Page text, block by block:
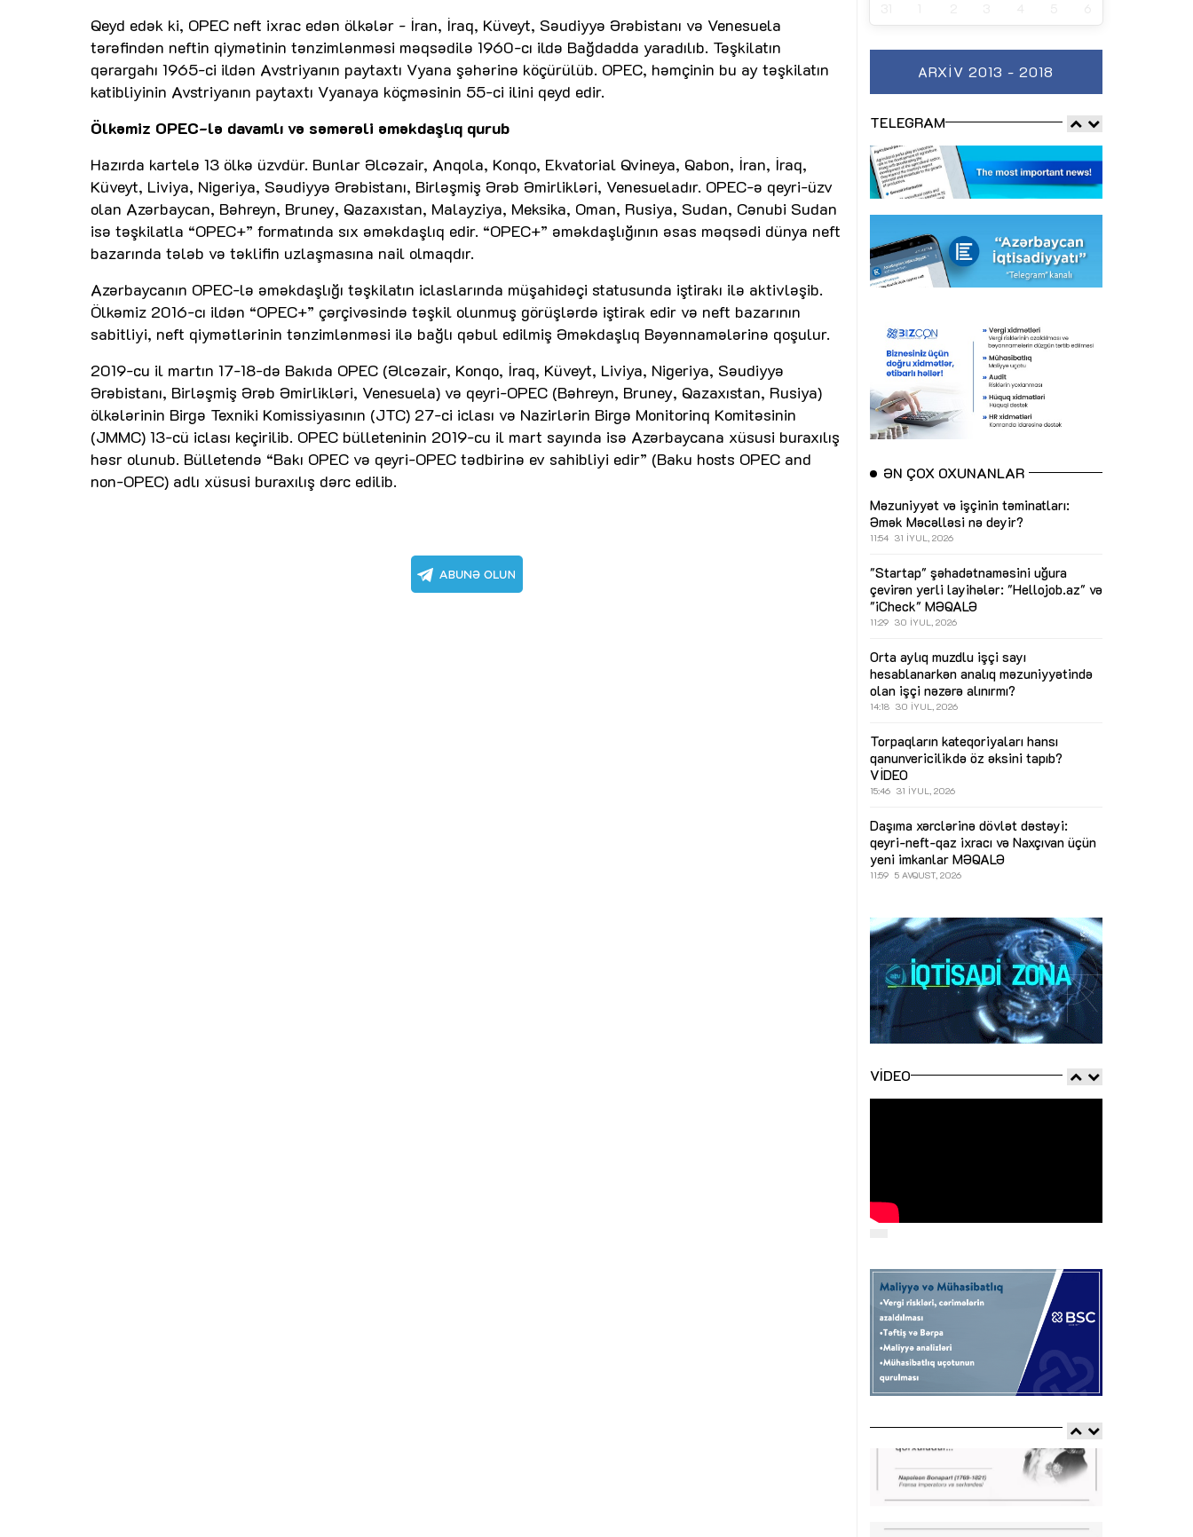
Qeyd edək ki, OPEC neft ixrac edən ölkələr - İran, İraq, Küveyt, Səudiyyə Ərəbistanı və Venesuela
tərəfindən neftin qiymətinin tənzimlənməsi məqsədilə 1960-cı ildə Bağdadda yaradılıb. Təşkilatın
qərargahı 1965-ci ildən Avstriyanın paytaxtı Vyana şəhərinə köçürülüb. OPEC, həmçinin bu ay təşkilatın
katibliyinin Avstriyanın paytaxtı Vyanaya köçməsinin 55-ci ilini qeyd edir.
Ölkəmiz OPEC-lə davamlı və səmərəli əməkdaşlıq qurub
Hazırda kartelə 13 ölkə üzvdür. Bunlar Əlcəzair, Anqola, Konqo, Ekvatorial Qvineya, Qabon, İran, İraq,
Küveyt, Liviya, Nigeriya, Səudiyyə Ərəbistanı, Birləşmiş Ərəb Əmirlikləri, Venesueladır. OPEC-ə qeyri-üzv
olan Azərbaycan, Bəhreyn, Bruney, Qazaxıstan, Malayziya, Meksika, Oman, Rusiya, Sudan, Cənubi Sudan
isə təşkilatla “OPEC+” formatında sıx əməkdaşlıq edir. “OPEC+” əməkdaşlığının əsas məqsədi dünya neft
bazarında tələb və təklifin uzlaşmasına nail olmaqdır.
Azərbaycanın OPEC-lə əməkdaşlığı təşkilatın iclaslarında müşahidəçi statusunda iştirakı ilə aktivləşib.
Ölkəmiz 2016-cı ildən “OPEC+” çərçivəsində təşkil olunmuş görüşlərdə iştirak edir və neft bazarının
sabitliyi, neft qiymətlərinin tənzimlənməsi ilə bağlı qəbul edilmiş Əməkdaşlıq Bəyənnamələrinə qoşulur.
2019-cu il martın 17-18-də Bakıda OPEC (Əlcəzair, Konqo, İraq, Küveyt, Liviya, Nigeriya, Səudiyyə
Ərəbistanı, Birləşmiş Ərəb Əmirlikləri, Venesuela) və qeyri-OPEC (Bəhreyn, Bruney, Qazaxıstan, Rusiya)
ölkələrinin Birgə Texniki Komissiyasının (JTC) 27-ci iclası və Nazirlərin Birgə Monitorinq Komitəsinin
(JMMC) 13-cü iclası keçirilib. OPEC bülleteninin 2019-cu il mart sayında isə Azərbaycana xüsusi buraxılış
həsr olunub. Bülletendə “Bakı OPEC və qeyri-OPEC tədbirinə ev sahibliyi edir” (Baku hosts OPEC and
non-OPEC) adlı xüsusi buraxılış dərc edilib.
ARXIV 2013 - 2018
TELEGRAM
ƏN ÇOX OXUNANLAR
Məzuniyyət və işçinin təminatları:
Əmək Məcəlləsi nə deyir?
11:54 31 İYUL, 2026
"Startap" şəhadətnaməsini uğura
çevirən yerli layihələr: "Hellojob.az" və
"iCheck" MƏQALƏ
11:29 30 İYUL, 2026
Orta aylıq muzdlu işçi sayı
hesablanarkən analıq məzuniyyətində
olan işçi nəzərə alınırmı?
14:18 30 İYUL, 2026
Torpaqların kateqoriyaları hansı
qanunvericilikdə öz əksini tapıb?
VİDEO
15:46 31 İYUL, 2026
Daşıma xərclərinə dövlət dəstəyi:
qeyri-neft-qaz ixracı və Naxçıvan üçün
yeni imkanlar MƏQALƏ
11:59 5 AVQUST, 2026
VIDEO